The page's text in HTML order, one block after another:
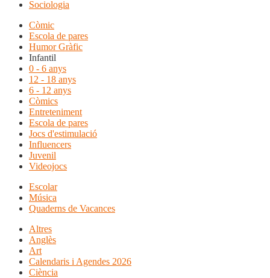
Sociologia
Còmic
Escola de pares
Humor Gràfic
Infantil
0 - 6 anys
12 - 18 anys
6 - 12 anys
Còmics
Entreteniment
Escola de pares
Jocs d'estimulació
Influencers
Juvenil
Videojocs
Escolar
Música
Quaderns de Vacances
Altres
Anglès
Art
Calendaris i Agendes 2026
Ciència